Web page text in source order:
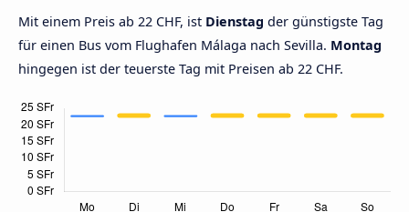
Mit einem Preis ab 22 CHF, ist Dienstag der günstigste Tag
für einen Bus vom Flughafen Málaga nach Sevilla. Montag
hingegen ist der teuerste Tag mit Preisen ab 22 CHF.